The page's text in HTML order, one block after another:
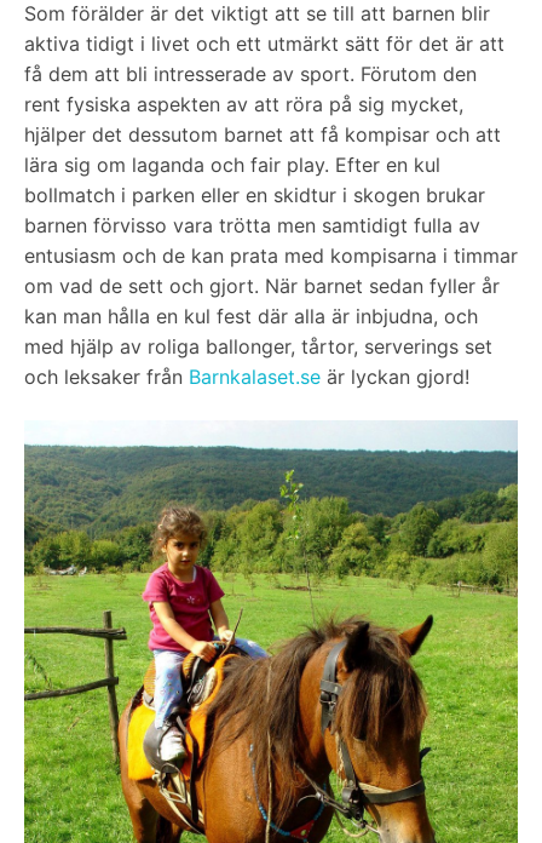
Som förälder är det viktigt att se till att barnen blir
aktiva tidigt i livet och ett utmärkt sätt för det är att
få dem att bli intresserade av sport. Förutom den
rent fysiska aspekten av att röra på sig mycket,
hjälper det dessutom barnet att få kompisar och att
lära sig om laganda och fair play. Efter en kul
bollmatch i parken eller en skidtur i skogen brukar
barnen förvisso vara trötta men samtidigt fulla av
entusiasm och de kan prata med kompisarna i timmar
om vad de sett och gjort. När barnet sedan fyller år
kan man hålla en kul fest där alla är inbjudna, och
med hjälp av roliga ballonger, tårtor, serverings set
och leksaker från Barnkalaset.se är lyckan gjord!